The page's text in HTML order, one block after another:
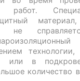
работ.
не
технологии,
или в
количество